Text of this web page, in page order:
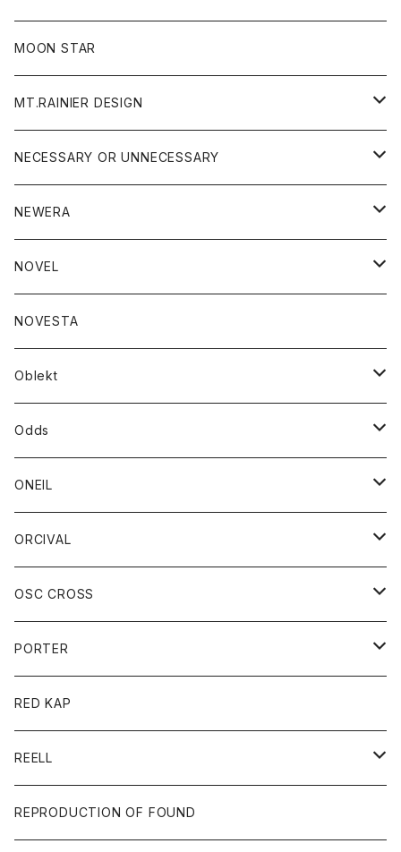
フリース
ジャケット
ニット
パンツ
帽子
MOON STAR
MT.RAINIER DESIGN
アウター
コート
ジャケット
アクセサリー
バッグ
グッズ
ウォレット
靴
トップス
ジャケット
シャツ
ボトム
ショートパンツ
パンツ
レディース
シャツ
Tシャツ
NECESSARY OR UNNECESSARY
アウター
コート
ジャケット
アクセサリー
バッグ
ブレスレット
グッズ
靴
ストール/マフラー
トップス
シャツ
シャツジャケット
ロングスリーブＴシャツ
ボトム
ショートパンツ
ジーンズ
NEWERA
帽子
NOVEL
トップス
カットソー
スエット
ボトム
NOVESTA
Oblekt
ボトム
ショートパンツ
パンツ
レディース
ボトム
Odds
帽子
ONEIL
スカート
ORCIVAL
アウター
コート
ジャケット
アクセサリー
バッグ
キッズ
Tシャツ
帽子
グッズ
靴
トップス
OSC CROSS
ダウンジャケット
PORTER
カードホルダー
キーホルダー
財布
RED KAP
REELL
パンツ
REPRODUCTION OF FOUND